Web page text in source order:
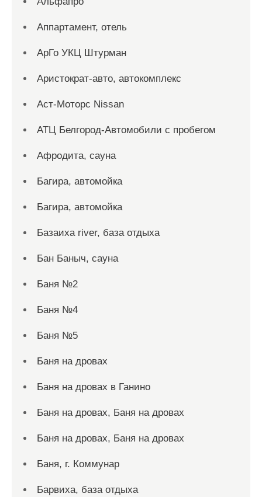
Аппартамент, отель
АрГо УКЦ Штурман
Аристократ-авто, автокомплекс
Аст-Моторс Nissan
АТЦ Белгород-Автомобили с пробегом
Афродита, сауна
Багира, автомойка
Багира, автомойка
Базаиха river, база отдыха
Бан Баныч, сауна
Баня №2
Баня №4
Баня №5
Баня на дровах
Баня на дровах в Ганино
Баня на дровах, Баня на дровах
Баня на дровах, Баня на дровах
Баня, г. Коммунар
Барвиха, база отдыха